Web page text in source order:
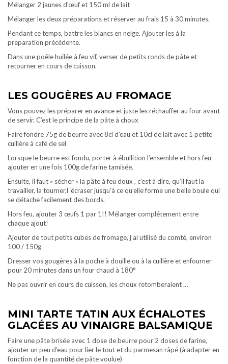
Mélanger 2 jaunes d’œuf et 150 ml de lait
Mélanger les deux préparations et réserver au frais 15 à 30 minutes.
Pendant ce temps, battre les blancs en neige. Ajouter les à la
preparation précédente.
Dans une poêle huilée à feu vif, verser de petits ronds de pâte et
retourner en cours de cuisson.
LES GOUGÈRES AU FROMAGE
Vous pouvez les préparer en avance et juste les réchauffer au four avant
de servir. C’est le principe de la pâte à choux
Faire fondre 75g de beurre avec 8cl d’eau et 10cl de lait avec 1 petite
cuillère à café de sel
Lorsque le beurre est fondu, porter à ébullition l’ensemble et hors feu
ajouter en une fois 100g de farine tamisée.
Ensuite, il faut « sécher » la pâte à feu doux , c’est à dire, qu’il faut la
travailler, la tourner,l ‘écraser jusqu’à ce qu’elle forme une belle boule qui
se détache facilement des bords.
Hors feu, ajouter 3 œufs 1 par 1!! Mélanger complétement entre
chaque ajout!
Ajouter de tout petits cubes de fromage, j’ai utilisé du comté, environ
100 / 150g
Dresser vos gougères à la poche à douille ou à la cuillère et enfourner
pour 20 minutes dans un four chaud à 180°
Ne pas ouvrir en cours de cuisson, les choux retomberaient …
MINI TARTE TATIN AUX ÉCHALOTES
GLACÉES AU VINAIGRE BALSAMIQUE
Faire une pâte brisée avec 1 dose de beurre pour 2 doses de farine,
ajouter un peu d’eau pour lier le tout et du parmesan râpé (à adapter en
fonction de la quantité de pâte voulue)